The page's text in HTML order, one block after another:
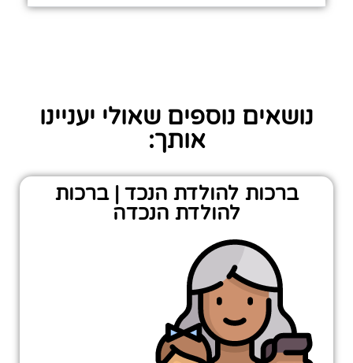
נושאים נוספים שאולי יעניינו
אותך:
ברכות להולדת הנכד | ברכות
להולדת הנכדה